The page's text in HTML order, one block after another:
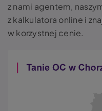
z nami agentem,
z kalkulatora online i
w korzystnej cenie.